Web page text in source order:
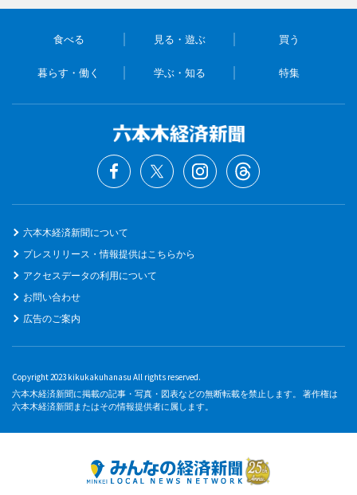
食べる 見る・遊ぶ 買う
暮らす・働く 学ぶ・知る 特集
六本木経済新聞について
プレスリリース・情報提供はこちらから
アクセスデータの利用について
お問い合わせ
広告のご案内
Copyright 2023 kikukakuhanasu All rights reserved.
六本木経済新聞に掲載の記事・写真・図表などの無断転載を禁止します。 著作権は
六本木経済新聞またはその情報提供者に属します。